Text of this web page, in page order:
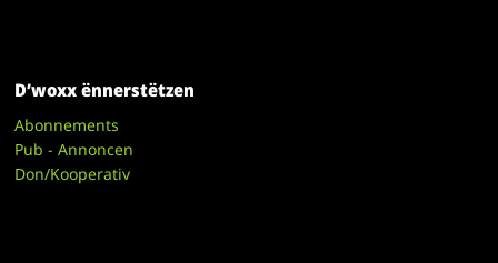
D’woxx ënnerstëtzen
Abonnements
Pub - Annoncen
Don/Kooperativ